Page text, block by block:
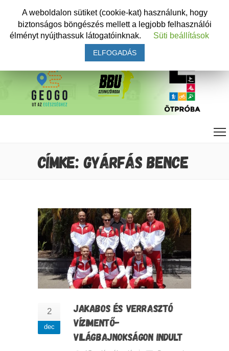
CÍMKE: GYÁRFÁS BENCE
2
dec
JAKABOS ÉS VERRASZTÓ
VÍZIMENTŐ-
VILÁGBAJNOKSÁGON INDULT
A weboldalon sütiket (cookie-kat) használunk, hogy
biztonságos böngészés mellett a legjobb felhasználói
élményt nyújthassuk látogatóinknak.
Süti beállítások
ELFOGADÁS